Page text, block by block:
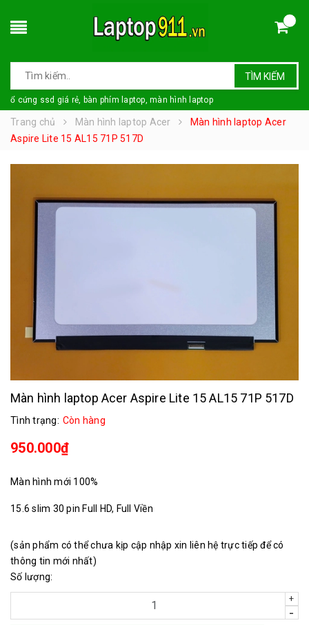
TÌM KIẾM
ổ cứng ssd giá rẻ, bàn phím laptop, màn hình laptop
Trang chủ Màn hình laptop Acer
Màn hình laptop Acer
Aspire Lite 15 AL15 71P 517D
Màn hình laptop Acer Aspire Lite 15 AL15 71P 517D
Tình trạng: Còn hàng
950.000₫
Màn hình mới 100%
15.6 slim 30 pin Full HD, Full Viền
(sản phẩm có thể chưa kịp cập nhập xin liên hệ trực tiếp để có
thông tin mới nhất)
Số lượng:
+
-